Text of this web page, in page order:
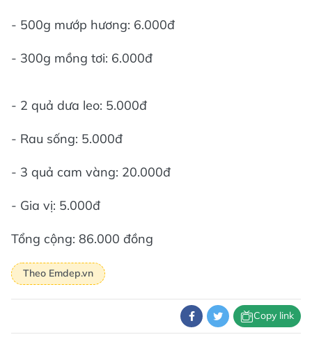
- 500g mướp hương: 6.000đ
- 300g mồng tơi: 6.000đ
- 2 quả dưa leo: 5.000đ
- Rau sống: 5.000đ
- 3 quả cam vàng: 20.000đ
- Gia vị: 5.000đ
Tổng cộng: 86.000 đồng
Theo Emdep.vn
Copy link